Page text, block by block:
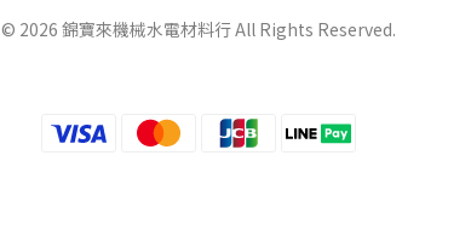
© 2026 錦寶來機械水電材料行 All Rights Reserved.